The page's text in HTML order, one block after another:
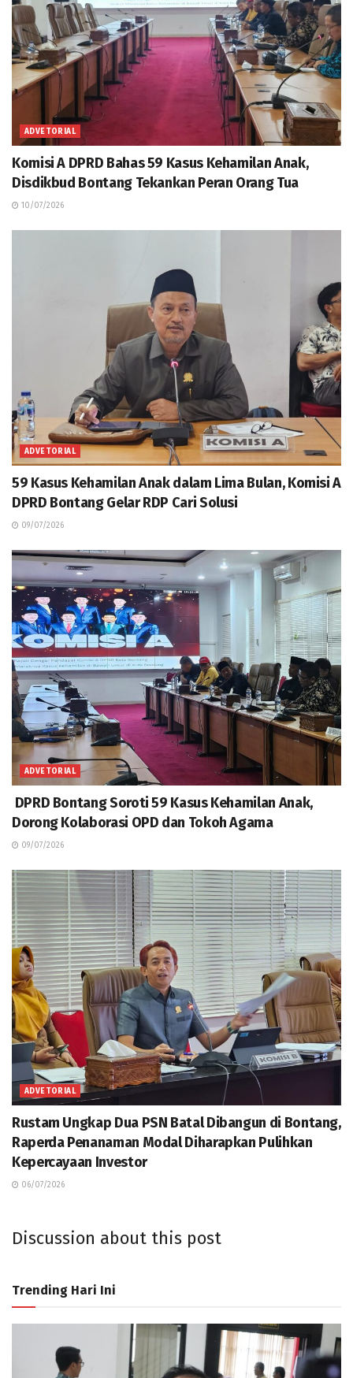
ADVETORIAL
Komisi A DPRD Bahas 59 Kasus Kehamilan Anak,
Disdikbud Bontang Tekankan Peran Orang Tua
10/07/2026
ADVETORIAL
59 Kasus Kehamilan Anak dalam Lima Bulan, Komisi A
DPRD Bontang Gelar RDP Cari Solusi
09/07/2026
ADVETORIAL
DPRD Bontang Soroti 59 Kasus Kehamilan Anak,
Dorong Kolaborasi OPD dan Tokoh Agama
09/07/2026
ADVETORIAL
Rustam Ungkap Dua PSN Batal Dibangun di Bontang,
Raperda Penanaman Modal Diharapkan Pulihkan
Kepercayaan Investor
06/07/2026
Discussion about this post
Trending Hari Ini